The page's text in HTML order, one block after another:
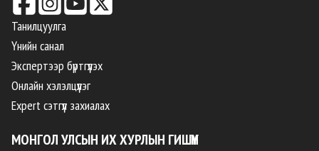
Танилцуулга
Үнийн санал
Экспертээр бүртгүүлэх
Онлайн хэлэлцүүлэг
Expert сэтгүүл захиалах
МОНГОЛ УЛСЫН ИХ ХУРЛЫН ГИШҮҮН